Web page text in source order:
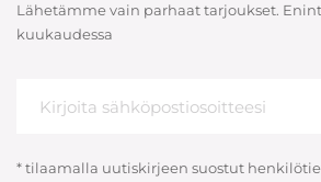
Lähetämme vain parhaat tarjoukset.
kuukaudessa
* tilaamalla uutiskirjeen suostut